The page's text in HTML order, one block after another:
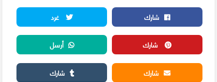
شارك
غرد
شارك
أرسل
شارك
شارك